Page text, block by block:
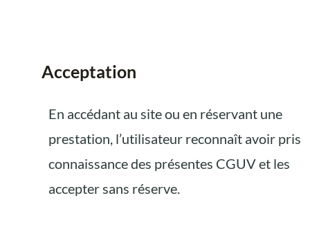
Acceptation
En accédant au site ou en réservant une
prestation, l’utilisateur reconnaît avoir pris
connaissance des présentes CGUV et les
accepter sans réserve.